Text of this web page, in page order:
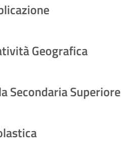
Geografica
Secondaria Superiore